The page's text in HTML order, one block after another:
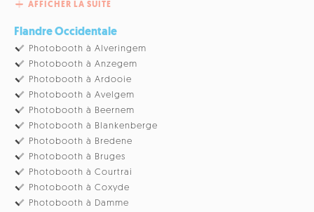
AFFICHER LA SUITE
Flandre Occidentale
Photobooth à Alveringem
Photobooth à Anzegem
Photobooth à Ardooie
Photobooth à Avelgem
Photobooth à Beernem
Photobooth à Blankenberge
Photobooth à Bredene
Photobooth à Bruges
Photobooth à Courtrai
Photobooth à Coxyde
Photobooth à Damme